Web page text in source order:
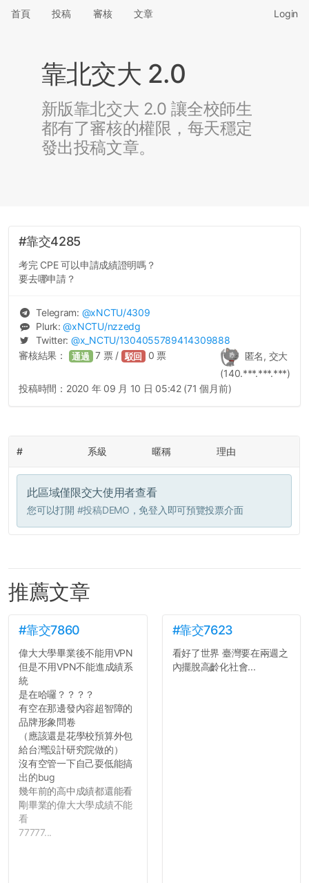
首頁 投稿 審核 文章 Login
靠北交大 2.0
新版靠北交大 2.0 讓全校師生
都有了審核的權限，每天穩定
發出投稿文章。
#靠交4285
考完 CPE 可以申請成績證明嗎？
要去哪申請？
Telegram: @xNCTU/4309
Plurk:@xNCTU/nzzedg
Twitter: @x_NCTU/1304055789414309888
匿名, 交大
(140.***.***.***)
審核結果： 通過 7 票 / 駁回 0 票
投稿時間： 2020 年 09 月 10 日 05:42 (71 個月前)
# 系級 暱稱 理由
此區域僅限交大使用者查看
您可以打開 #投稿DEMO ，免登入即可預覽投票介面
推薦文章
#靠交7860
偉大大學畢業後不能用VPN
但是不用VPN不能進成績系
統
是在哈囉？？？？
有空在那邊發內容超智障的
品牌形象問卷
（應該還是花學校預算外包
給台灣設計研究院做的）
沒有空管一下自己耍低能搞
出的bug
幾年前的高中成績都還能看
剛畢業的偉大大學成績不能
看
77777...
#靠交7623
看好了世界 臺灣要在兩週之
內擺脫高齡化社會...